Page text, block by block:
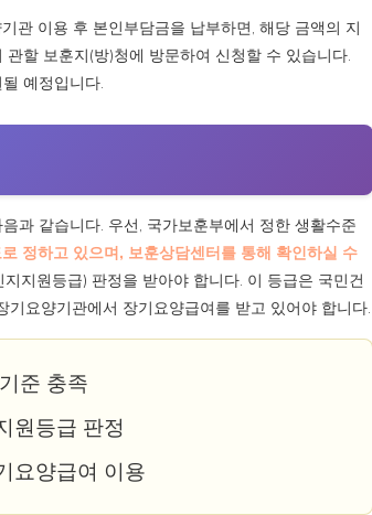
관 이용 후 본인부담금을 납부하면, 해당 금액의 지
할 보훈지(방)청에 방문하여 신청할 수 있습니다.
예정입니다.
과 같습니다. 우선, 국가보훈부에서 정한 생활수준
정하고 있으며, 보훈상담센터를 통해 확인하실 수
지원등급) 판정을 받아야 합니다. 이 등급은 국민건
요양기관에서 장기요양급여를 받고 있어야 합니다.
준 충족
원등급 판정
요양급여 이용